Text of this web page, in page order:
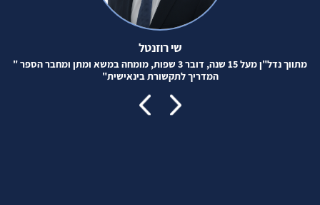
שי רוזנטל
מתווך נדל"ן מעל 15 שנה, דובר 3 שפות, מומחה במשא ומתן ומחבר הספר "
המדריך לתקשורת בינאישית"